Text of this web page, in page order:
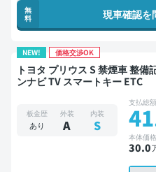
無
料
現車確認を
NEW! 価格交渉OK
トヨタ プリウス S 禁煙車 整備記録簿あり 販売店オプショ
ンナビ TV スマートキー ETC
板金歴
あり
外装
A
内装
S
支払総額
41
本体価格
30.0